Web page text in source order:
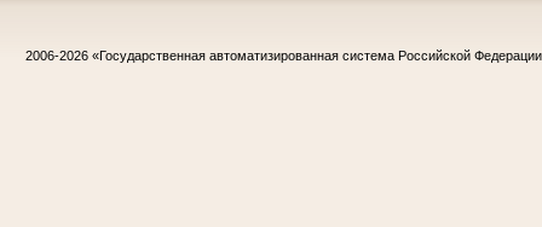
2006-2026 «Государственная автоматизированная система Российской